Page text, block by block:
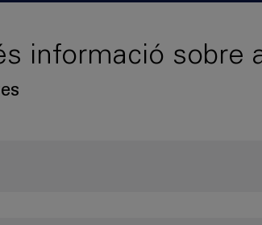
informació sobre